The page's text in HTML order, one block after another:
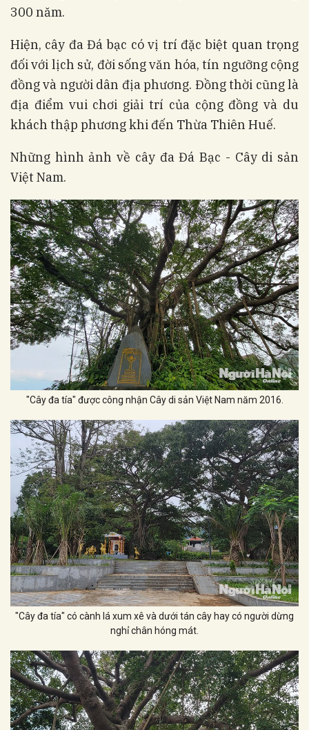
300 năm.
Hiện, cây đa Đá bạc có vị trí đặc biệt quan trọng
đối với lịch sử, đời sống văn hóa, tín ngưỡng cộng
đồng và người dân địa phương. Đồng thời cũng là
địa điểm vui chơi giải trí của cộng đồng và du
khách thập phương khi đến Thừa Thiên Huế.
Những hình ảnh về cây đa Đá Bạc - Cây di sản
Việt Nam.
"Cây đa tía" được công nhận Cây di sản Việt Nam năm 2016.
"Cây đa tía" có cành lá xum xê và dưới tán cây hay có người dừng
nghỉ chân hóng mát.